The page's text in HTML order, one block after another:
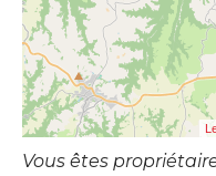
Vous êtes